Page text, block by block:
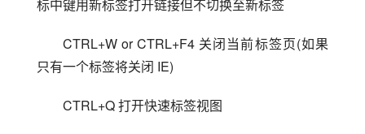
标中键用新标签打开链接但不切换至新标签
CTRL+W or CTRL+F4 关闭当前标签页(如果
只有一个标签将关闭 IE)
CTRL+Q 打开快速标签视图